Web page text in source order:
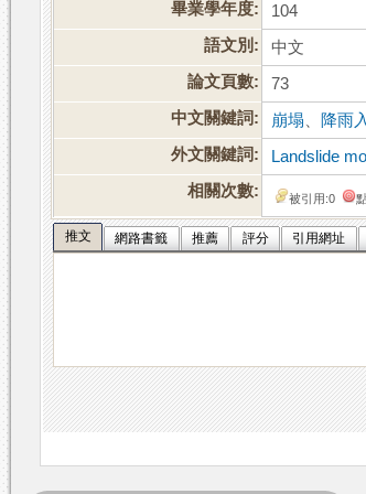
畢業學年度:
104
語文別:
中文
論文頁數:
73
中文關鍵詞:
崩塌 降雨
外文關鍵詞:
Landslide
相關次數:
被引用:0
推文 網路書籤 推薦 評分 引用網址